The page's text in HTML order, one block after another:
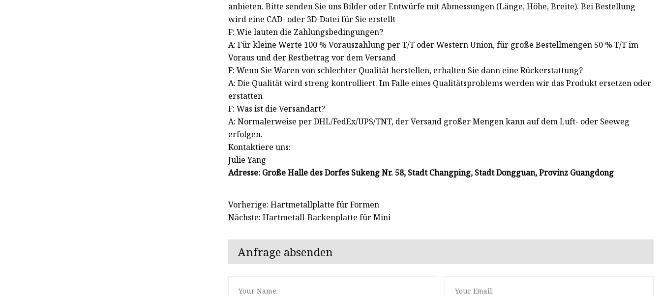
anbieten. Bitte senden Sie uns Bilder oder Entwürfe mit Abmessungen (Länge, Höhe, Breite). Bei Bestellung
wird eine CAD- oder 3D-Datei für Sie erstellt
F: Wie lauten die Zahlungsbedingungen?
A: Für kleine Werte 100 % Vorauszahlung per T/T oder Western Union, für große Bestellmengen 50 % T/T im
Voraus und der Restbetrag vor dem Versand
F: Wenn Sie Waren von schlechter Qualität herstellen, erhalten Sie dann eine Rückerstattung?
A: Die Qualität wird streng kontrolliert. Im Falle eines Qualitätsproblems werden wir das Produkt ersetzen oder
erstatten
F: Was ist die Versandart?
A: Normalerweise per DHL/FedEx/UPS/TNT, der Versand großer Mengen kann auf dem Luft- oder Seeweg
erfolgen.
Kontaktiere uns:
Julie Yang
Adresse: Große Halle des Dorfes Sukeng Nr. 58, Stadt Changping, Stadt Dongguan, Provinz Guangdong
Vorherige: Hartmetallplatte für Formen
Nächste: Hartmetall-Backenplatte für Mini
Anfrage absenden